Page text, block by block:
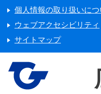
個人情報の取り扱いにつ
ウェブアクセシビリティ
サイトマップ